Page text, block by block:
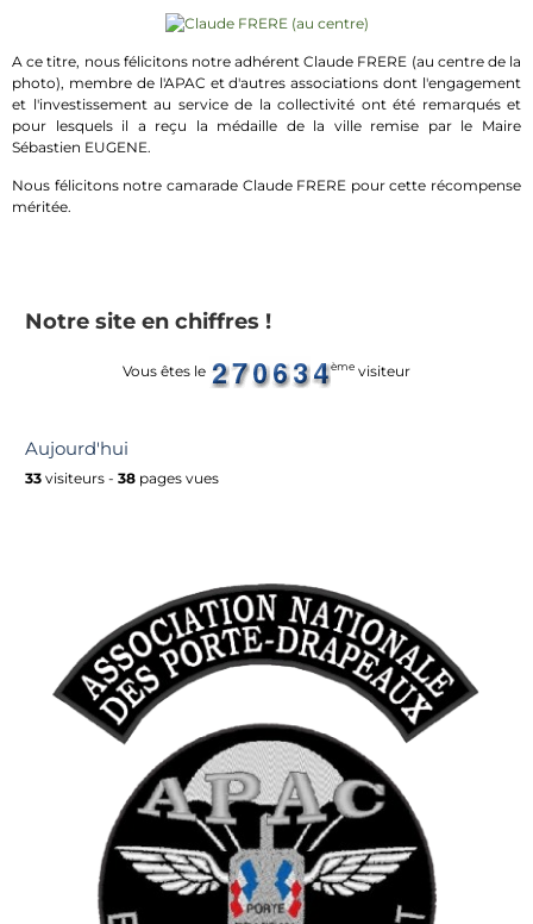
A ce titre, nous félicitons notre adhérent Claude FRERE (au centre de la
photo), membre de l'APAC et d'autres associations dont l'engagement
et l'investissement au service de la collectivité ont été remarqués et
pour lesquels il a reçu la médaille de la ville remise par le Maire
Sébastien EUGENE.
Nous félicitons notre camarade Claude FRERE pour cette récompense
méritée.
Notre site en chiffres !
Vous êtes le ème visiteur
Aujourd'hui
33 visiteurs - 38 pages vues